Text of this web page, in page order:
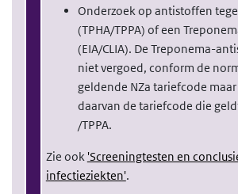
Onderzoek op antistoffen
(TPHA/TPPA) of een
(EIA/CLIA). De Treponema-
niet vergoed, conform de
geldende NZa tariefcode
daarvan de tariefcode die
/TPPA.
Zie ook 'Screeningtesten en
infectieziekten'.